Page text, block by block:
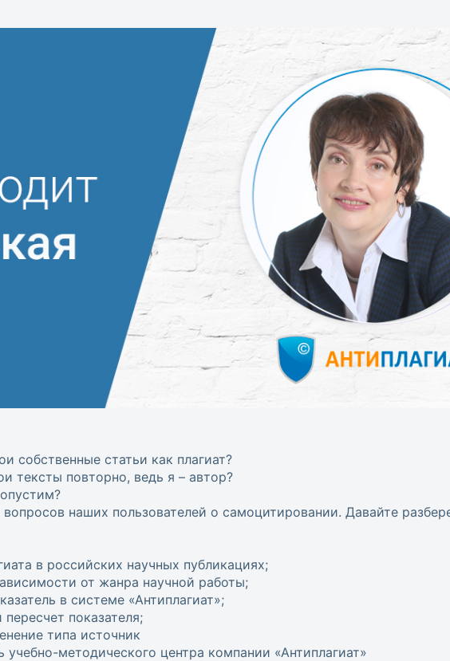
собственные статьи как плагиат?
тексты повторно, ведь я – автор?
наших пользователей о самоцитировании. Давайте
в российских научных публикациях;
от жанра научной работы;
в системе «Антиплагиат»;
показателя;
типа источник
методического центра компании «Антиплагиат»